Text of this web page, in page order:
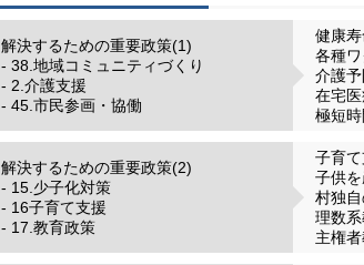
解決するための重要政策(1)
- 38.地域コミュニティづくり
- 2.介護支援
- 45.市民参画・協働
健康
各種
介護
在宅
極短
解決するための重要政策(2)
- 15.少子化対策
- 16子育て支援
- 17.教育政策
子育
子供
村独
理数
主権